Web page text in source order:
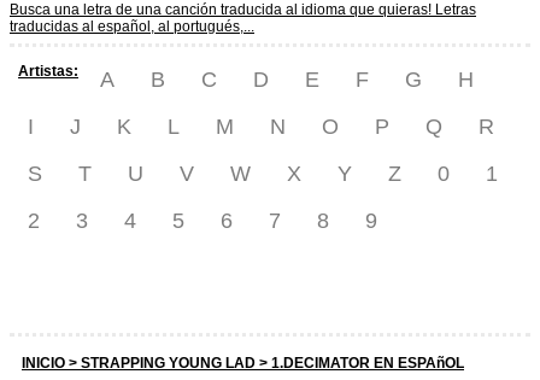
Busca una letra de una canción traducida al idioma que quieras! Letras
traducidas al español, al portugués,...
Artistas: A B C D E F G
H
I
J K L M N O P Q
R
S
T U V W X Y Z 0
1
2
3 4 5 6 7 8 9
INICIO > STRAPPING YOUNG LAD > 1.DECIMATOR EN ESPAñOL